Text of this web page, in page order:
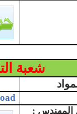
شعبة
المهندس :